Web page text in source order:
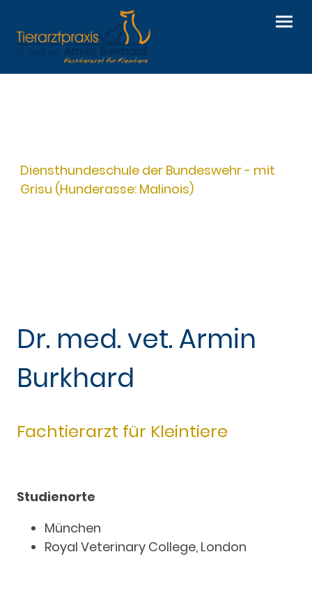
Diensthundeschule der Bundeswehr - mit
Grisu (Hunderasse: Malinois)
Dr. med. vet. Armin
Burkhard
Fachtierarzt für Kleintiere
Studienorte
München
Royal Veterinary College, London